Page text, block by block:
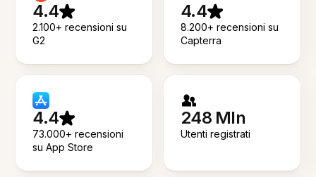
4.4
2.100+ recensioni su
G2
4.4
8.200+ recensioni su
Capterra
4.4
73.000+ recensioni
su App Store
248 Mln
Utenti registrati